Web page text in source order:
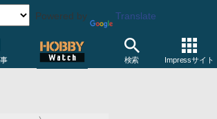
Powered by Translate
検索 Impressサイト